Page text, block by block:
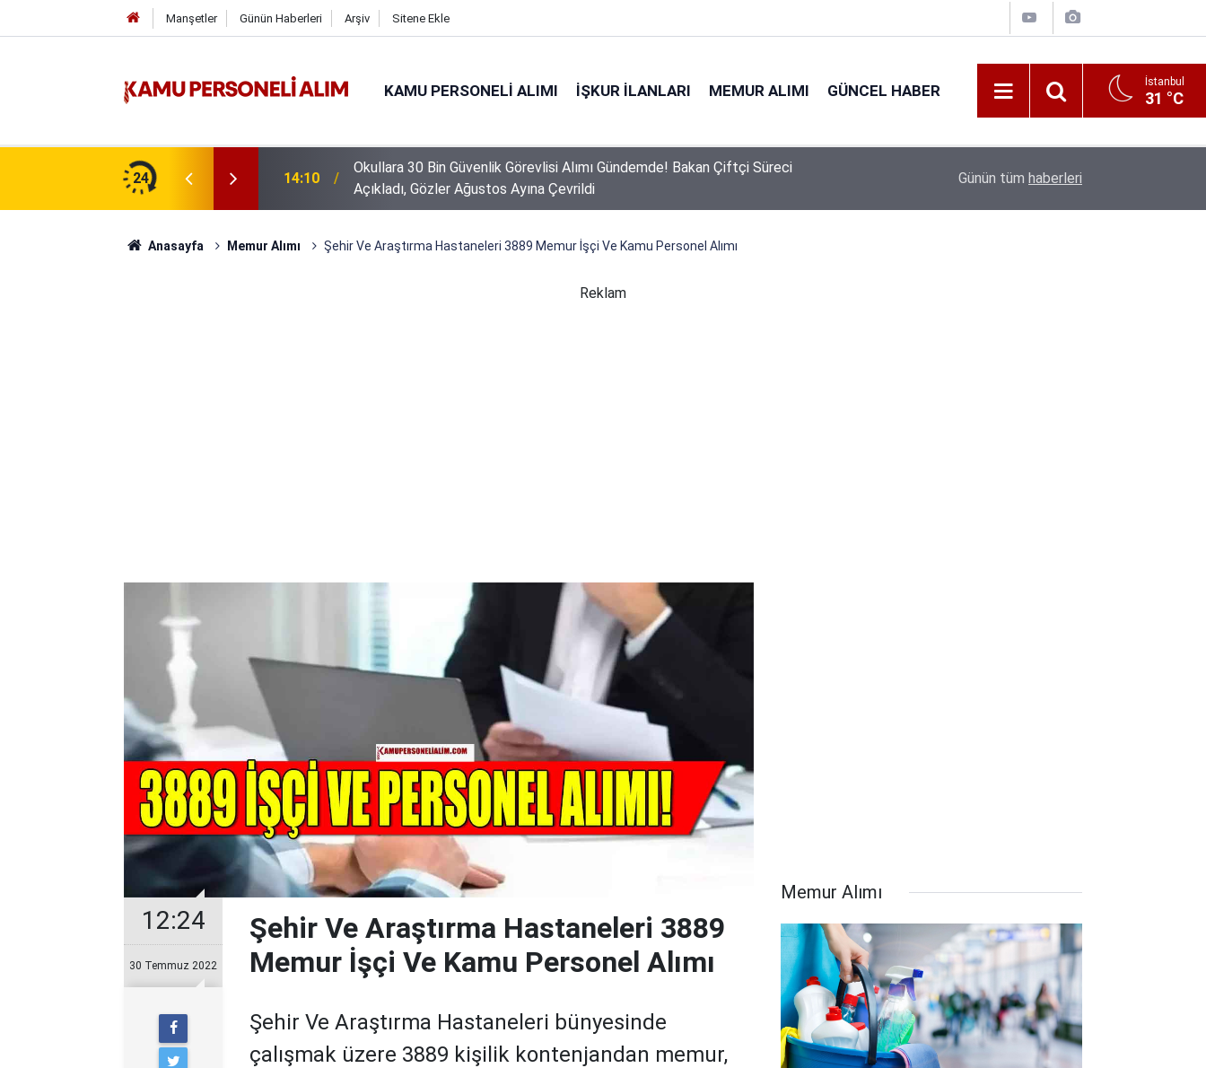
Manşetler Günün Haberleri Arşiv Sitene Ekle
KAMU PERSONELI ALIMI İŞKUR İLANLARI MEMUR ALIMI GÜNCEL HABER İstanbul
31 °C
24
İŞKUR İUP başvuruları 14:10
Okullara 30 Bin Güvenlik Görevlisi Alımı Gündemde! Bakan Çiftçi Süreci
Açıkladı, Gözler Ağustos Ayına Çevrildi
GSB 600 Personel Alımında Başvuru Süresi
Günün tüm haberleri
Anasayfa Memur Alımı Şehir Ve Araştırma Hastaneleri 3889 Memur İşçi Ve Kamu Personel Alımı
Reklam
12:24
30 Temmuz 2022
Şehir Ve Araştırma Hastaneleri 3889
Memur İşçi Ve Kamu Personel Alımı
Şehir Ve Araştırma Hastaneleri bünyesinde
çalışmak üzere 3889 kişilik kontenjandan memur,
Memur Alımı